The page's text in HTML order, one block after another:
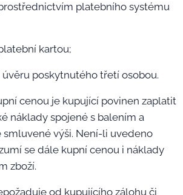
platebního systému
kartou;
poskytnutého třetí osobou.
cenou je kupující povinen zaplatit
náklady spojené s balením a
smluvené výši. Není-li uvedeno
se dále kupní cenou i náklady
zboží.
od kupujícího zálohu či